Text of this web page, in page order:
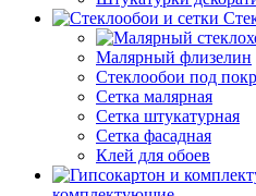
Малярный флизелин
Стеклообои под
Сетка малярная
Сетка штукатурная
Сетка фасадная
Клей для обоев